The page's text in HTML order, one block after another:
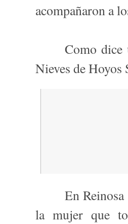
acompañaron a
Como dice
Nieves de Hoyos
En Reinosa y
la mujer que